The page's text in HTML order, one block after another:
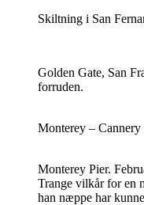
Skiltning i San
Golden Gate, San
forruden.
Monterey –
Monterey Pier.
Trange vilkår for en
han næppe har